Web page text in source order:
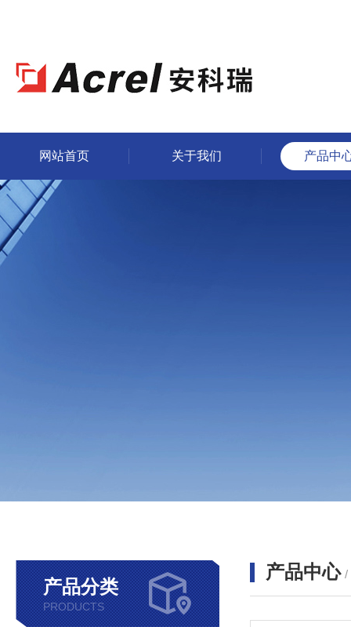
网站首页 关于我们 产品中
产品分类
PRODUCTS
产品中心 /